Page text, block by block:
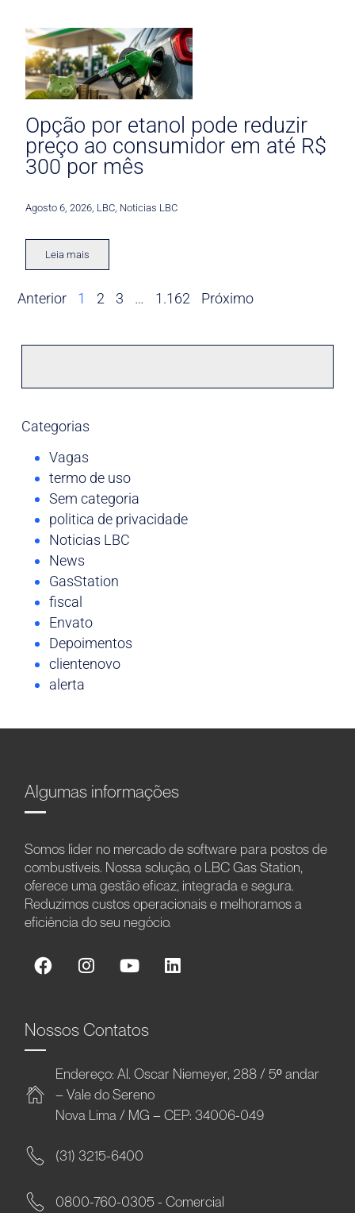
Opção por etanol pode reduzir
preço ao consumidor em até R$
300 por mês
Agosto 6, 2026 LBC Noticias LBC
Leia mais
Anterior 1 2 3 … 1.162 Próximo
Categorias
Vagas
termo de uso
Sem categoria
politica de privacidade
Noticias LBC
News
GasStation
fiscal
Envato
Depoimentos
clientenovo
alerta
Algumas informações
Somos líder no mercado de software para postos de
combustíveis. Nossa solução, o LBC Gas Station,
oferece uma gestão eficaz, integrada e segura.
Reduzimos custos operacionais e melhoramos a
eficiência do seu negócio.
Nossos Contatos
Endereço: Al. Oscar Niemeyer, 288 / 5º andar
– Vale do Sereno
Nova Lima / MG – CEP: 34006-049
(31) 3215-6400
0800-760-0305 - Comercial